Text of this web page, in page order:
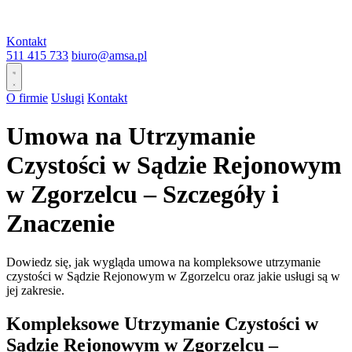
Kontakt
511 415 733 biuro@amsa.pl
O firmie Usługi Kontakt
Umowa na Utrzymanie
Czystości w Sądzie Rejonowym
w Zgorzelcu – Szczegóły i
Znaczenie
Dowiedz się, jak wygląda umowa na kompleksowe utrzymanie
czystości w Sądzie Rejonowym w Zgorzelcu oraz jakie usługi są w
jej zakresie.
Kompleksowe Utrzymanie Czystości w
Sądzie Rejonowym w Zgorzelcu –